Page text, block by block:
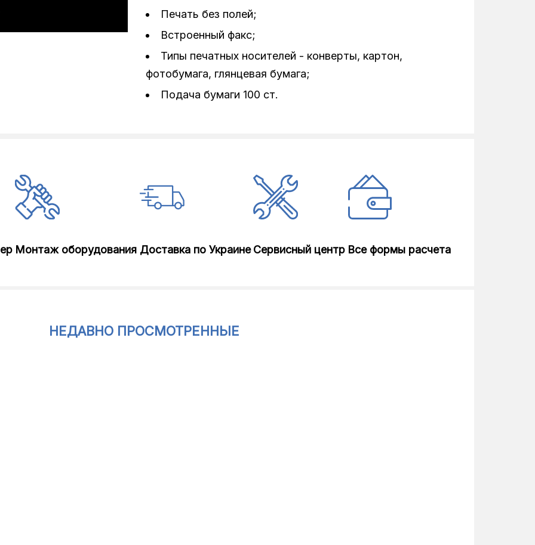
чёрный
Печать без полей;
Встроенный факс;
Типы печатных носителей - конверты, картон,
фотобумага, глянцевая бумага;
Подача бумаги 100 ст.
Монтаж оборудования Доставка по Украине Сервисный центр Все формы расчета
НЕДАВНО ПРОСМОТРЕННЫЕ